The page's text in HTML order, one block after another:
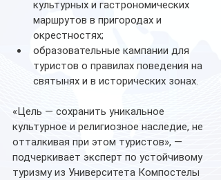
культурных и гастрономических
маршрутов в пригородах и
окрестностях;
образовательные кампании для
туристов о правилах поведения на
святынях и в исторических зонах.
«Цель — сохранить уникальное
культурное и религиозное наследие, не
отталкивая при этом туристов», —
подчеркивает эксперт по устойчивому
туризму из Университета Компостелы